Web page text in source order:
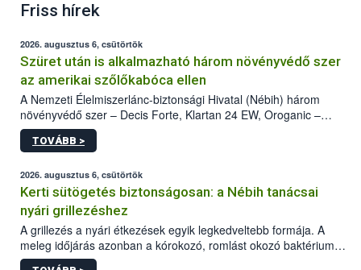
Friss hírek
2026. augusztus 6, csütörtök
Szüret után is alkalmazható három növényvédő szer
az amerikai szőlőkabóca ellen
A Nemzeti Élelmiszerlánc-biztonsági Hivatal (Nébih) három
növényvédő szer – Decis Forte, Klartan 24 EW, Oroganic –
engedélyokiratát módosította, így azok a szüretet követően,
egészen a vesszőérettség (BBCH 91) stádiumáig
érésű szőlőkben is legyen lehetőség a károsító elleni további
védekezésre. Az Oroganic készítmény kis kiszerelésben kiskerti
felhasználók számára is elérhető és ökológiai termesztésben is
engedélyezett.
TOVÁBB >
2026. augusztus 6, csütörtök
Kerti sütögetés biztonságosan: a Nébih tanácsai
nyári grillezéshez
A grillezés a nyári étkezések egyik legkedveltebb formája. A
meleg időjárás azonban a kórokozó, romlást okozó baktériumok
gyorsabb szaporodásának is kedvez. A szabadtéri sütögetés